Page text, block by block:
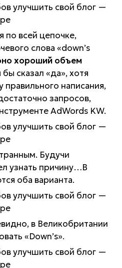
по всей цепочке,
слова «down’s
хороший объем
сказал «да», хотя
написания,
запросов,
AdWords KW.
Будучи
узнать причину…В
оба варианта.
в Великобритании
«Down’s».